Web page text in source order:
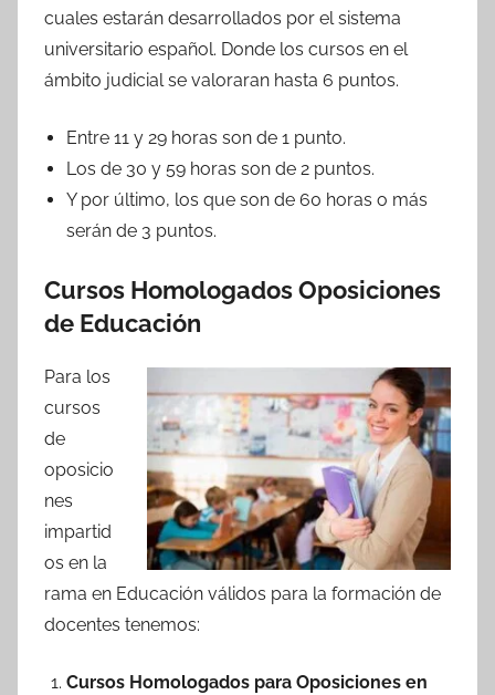
cuales estarán desarrollados por el sistema
universitario español. Donde los cursos en el
ámbito judicial se valoraran hasta 6 puntos.
Entre 11 y 29 horas son de 1 punto.
Los de 30 y 59 horas son de 2 puntos.
Y por último, los que son de 60 horas o más
serán de 3 puntos.
Cursos Homologados Oposiciones
de Educación
Para los
cursos
de
oposicio
nes
impartid
os en la
rama en Educación válidos para la formación de
docentes tenemos:
Cursos Homologados para Oposiciones en